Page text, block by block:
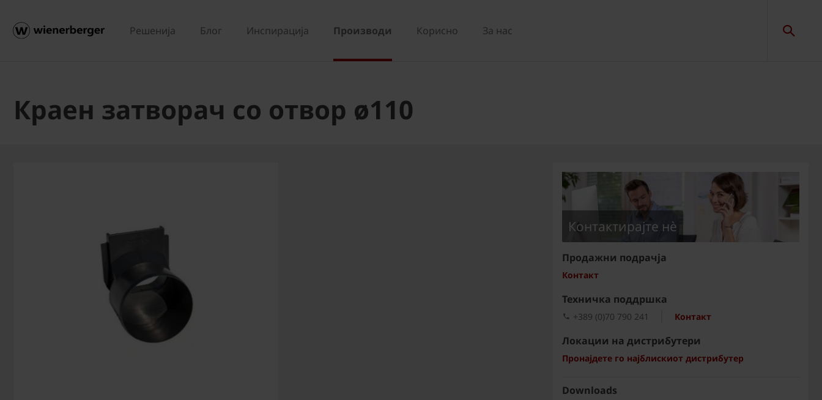
Решенија Блог Инспирација Производи Корисно За нас
Краен затворач со отвор ø110
Контактирајте нѐ
Продажни подрачја
Контакт
Техничка поддршка
Контакт
+389 (0)70 790 241
Локации на дистрибутери
Пронајдете го најблискиот дистрибутер
Downloads